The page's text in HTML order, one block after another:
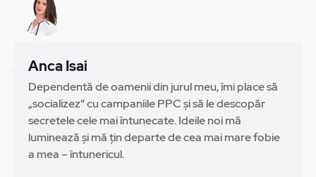
Anca Isai
Dependentă de oamenii din jurul meu, îmi place să
„socializez” cu campaniile PPC și să le descopăr
secretele cele mai întunecate. Ideile noi mă
luminează și mă țin departe de cea mai mare fobie
a mea – întunericul.